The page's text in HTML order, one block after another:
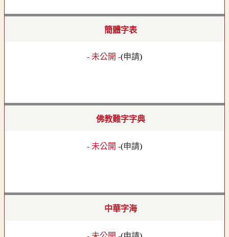
簡體字表
- 未公開 -(申請)
佛教難字字典
- 未公開 -(申請)
中華字海